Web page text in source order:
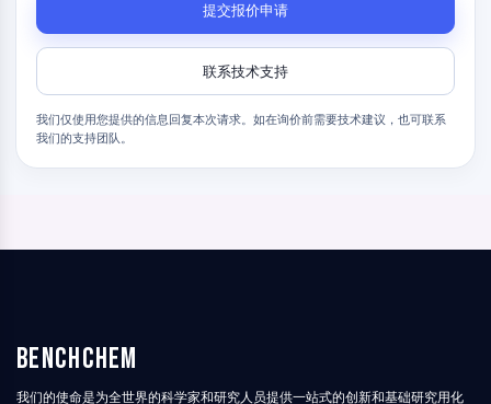
胆碱酯酶
钙通道
肾上腺素受体
5-羟色胺受体
寄生虫
细菌
代谢酶/蛋白酶
提交报价申请
联系技术支持
我们仅使用您提供的信息回复本次请求。如在询价前需要技术建议，也可联系
我们的支持团队。
BenchChem
我们的使命是为全世界的科学家和研究人员提供一站式的创新和基础研究用化